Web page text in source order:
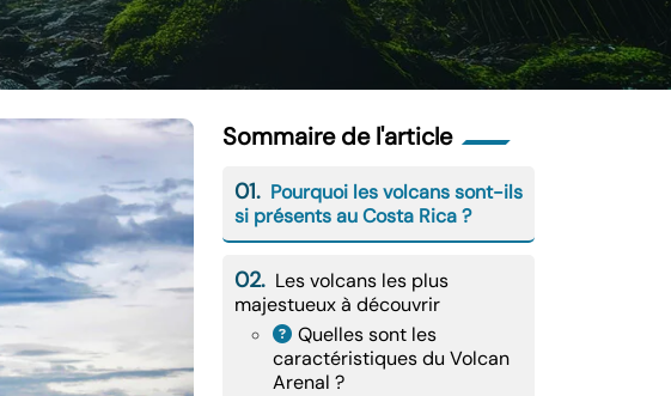
Sommaire de l'article
01. Pourquoi les volcans sont-ils
si présents au Costa Rica ?
02. Les volcans les plus
majestueux à découvrir
Quelles sont les
caractéristiques du Volcan
Arenal ?